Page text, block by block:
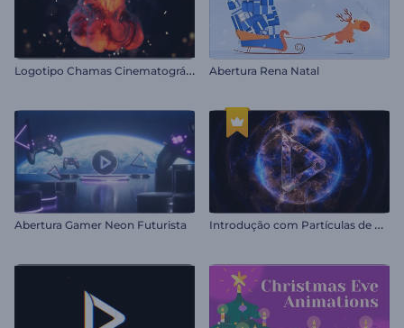
L
ogotipo Chamas Cinematográficas Abertura Rena Natal
Abertura Gamer Neon Futurista I
ntrodução com Partículas de Chama Neon